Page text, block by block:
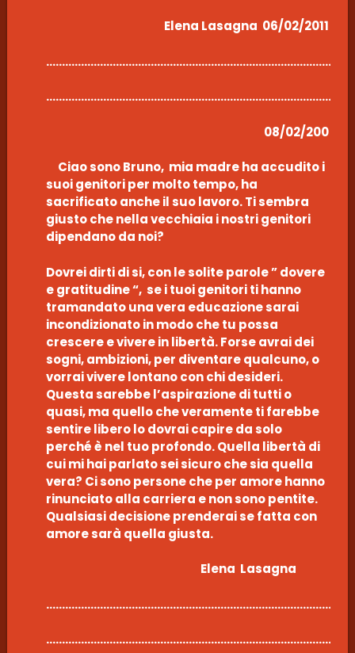
Elena Lasagna 06/02/2011
08/02/200
Ciao sono Bruno, mia madre ha accudito i
suoi genitori per molto tempo, ha
sacrificato anche il suo lavoro. Ti sembra
giusto che nella vecchiaia i nostri genitori
dipendano da noi?
Dovrei dirti di si, con le solite parole ” dovere
e gratitudine “, se i tuoi genitori ti hanno
tramandato una vera educazione sarai
incondizionato in modo che tu possa
crescere e vivere in libertà. Forse avrai dei
sogni, ambizioni, per diventare qualcuno, o
vorrai vivere lontano con chi desideri.
Questa sarebbe l’aspirazione di tutti o
quasi, ma quello che veramente ti farebbe
sentire libero lo dovrai capire da solo
perché è nel tuo profondo. Quella libertà di
cui mi hai parlato sei sicuro che sia quella
vera? Ci sono persone che per amore hanno
rinunciato alla carriera e non sono pentite.
Qualsiasi decisione prenderai se fatta con
amore sarà quella giusta.
Elena Lasagna